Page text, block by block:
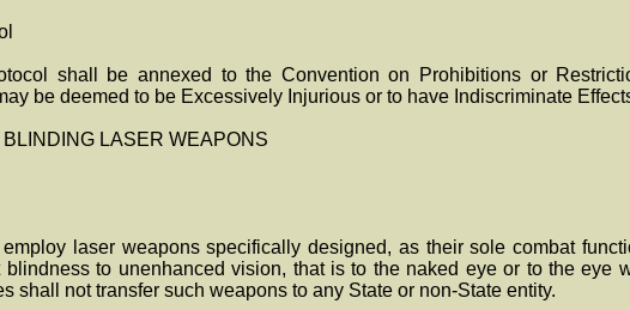
shall be annexed to the Convention on Prohibitions or
be deemed to be Excessively Injurious or to have Indiscriminate
LASER WEAPONS
laser weapons specifically designed, as their sole combat
blindness to unenhanced vision, that is to the naked eye or to the eye
shall not transfer such weapons to any State or non-State entity.